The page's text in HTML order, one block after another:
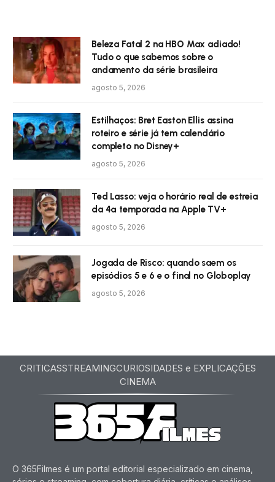
Beleza Fatal 2 na HBO Max adiado!
Tudo o que sabemos sobre o
andamento da série brasileira
agosto 5, 2026
Estilhaços: Bret Easton Ellis assina
roteiro e série já tem calendário
completo no Disney+
agosto 5, 2026
Ted Lasso: veja o horário real de estreia
da 4ª temporada na Apple TV+
agosto 5, 2026
Jogada de Risco: quando saem os
episódios 5 e 6 e o final no Globoplay
agosto 5, 2026
CRITICASSTREAMINGCURIOSIDADES e EXPLICAÇÕES
CINEMA
O 365Filmes é um portal editorial especializado em cinema,